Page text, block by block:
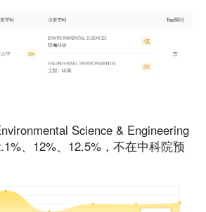
Science & Engineering
、12%、12.5%，不在中科院预